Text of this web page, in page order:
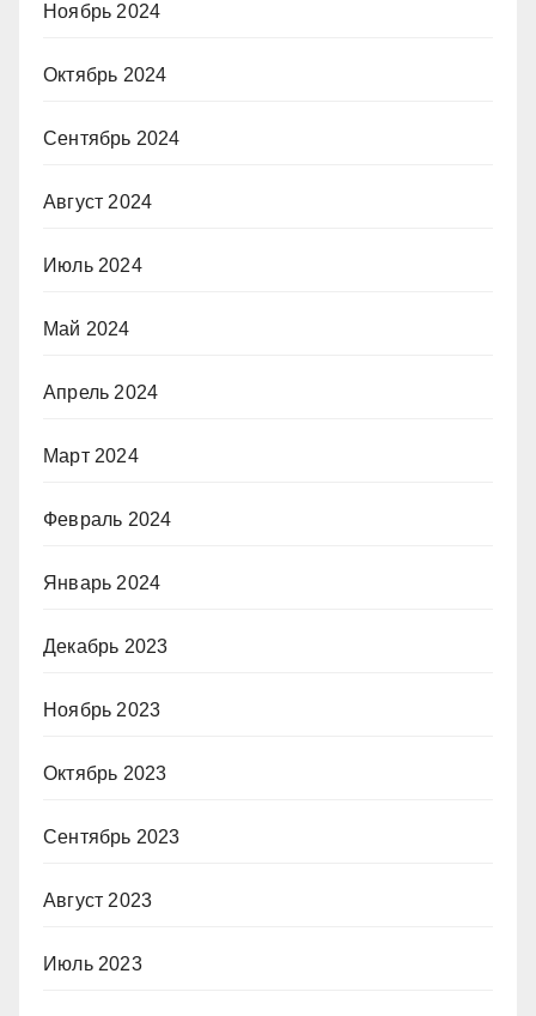
Ноябрь 2024
Октябрь 2024
Сентябрь 2024
Август 2024
Июль 2024
Май 2024
Апрель 2024
Март 2024
Февраль 2024
Январь 2024
Декабрь 2023
Ноябрь 2023
Октябрь 2023
Сентябрь 2023
Август 2023
Июль 2023